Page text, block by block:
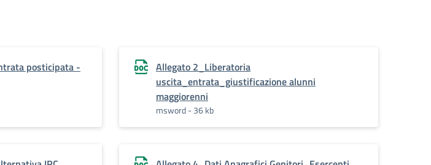
posticipata -
Allegato 2_Liberatoria
uscita_entrata_giustificazione alunni
maggiorenni
msword - 36 kb